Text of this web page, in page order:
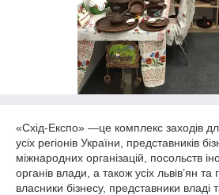
«Схід-Експо» —це комплекс заходів
усіх регіонів України, представників
міжнародних організацій, посольств
органів влади, а також усіх львів’ян та
власники бізнесу, представники владі